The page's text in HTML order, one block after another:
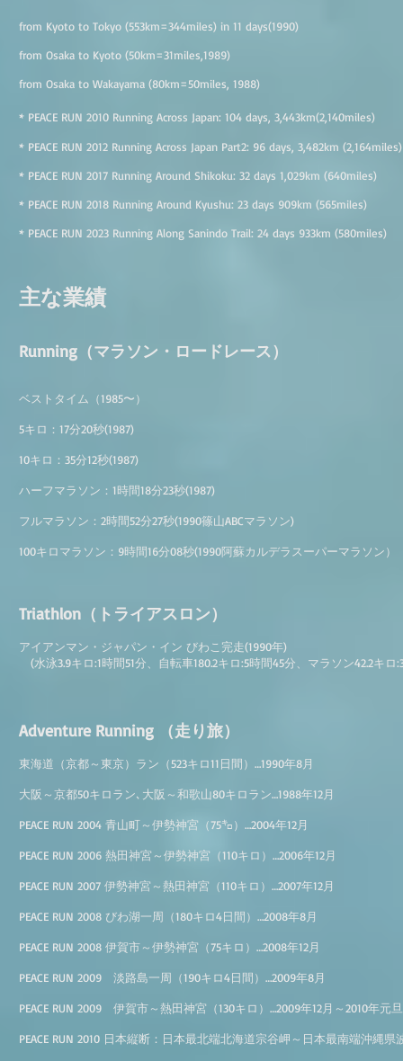
from Kyoto to Tokyo (553km=344miles) in 11 days(1990)
from Osaka to Kyoto (50km=31miles,1989)
from Osaka to Wakayama (80km=50miles, 1988)
* PEACE RUN 2010 Running Across Japan: 104 days, 3,443km(2,140miles)
* PEACE RUN 2012 Running Across Japan Part2: 96 days, 3,482km (2,164miles)
* PEACE RUN 2017 Running Around Shikoku: 32 days 1, 029km (640miles)
* PEACE RUN 2018 Running Around Kyushu: 23 days 909km (565miles)
* PEACE RUN 2023 Running Along Sanindo Trail: 24 days 933km (580miles)
主な業績
Running（マラソン・ロードレース）
ベストタイム（1985〜）
5キロ：17分20秒(1987)
10キロ：35分12秒(1987)
ハーフマラソン：1時間18分23秒(1987)
フルマラソン：2時間52分27秒(1990篠山ABCマラソン)
100キロマラソン：9時間16分08秒(1990阿蘇カルデラスーパーマラソン）
Triathlon（トライアスロン）
アイアンマン・ジャパン・イン びわこ完走(1990年)
(水泳3.9キロ:1時間51分、自転車180.2キロ:5時間45分、マラソン42.2キロ
Adventure Running （走り旅）
東海道（京都～東京）ラン（523キロ11日間）…1990年8月
大阪～京都50キロラン､大阪～和歌山80キロラン…1988年12月
PEACE RUN 2004 青山町～伊勢神宮（75㌔）…2004年12月
PEACE RUN 2006 熱田神宮～伊勢神宮（110キロ）…2006年12月
PEACE RUN 2007 伊勢神宮～熱田神宮（110キロ）…2007年12月
PEACE RUN 2008 びわ湖一周（180キロ4日間）…2008年8月
PEACE RUN 2008 伊賀市～伊勢神宮（75キロ）…2008年12月
PEACE RUN 2009 淡路島一周（190キロ4日間）…2009年8月
PEACE RUN 2009 伊賀市～熱田神宮（130キロ）…2009年12月～2010年元旦
PEACE RUN 2010 日本縦断：日本最北端北海道宗谷岬～日本最南端沖縄